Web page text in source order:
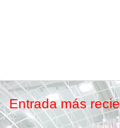
Entrada más